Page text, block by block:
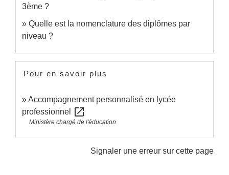
3ème ?
Quelle est la nomenclature des diplômes par
niveau ?
Pour en savoir plus
Accompagnement personnalisé en lycée
professionnel
open_in_new
Ministère chargé de l'éducation
Signaler une erreur sur cette page